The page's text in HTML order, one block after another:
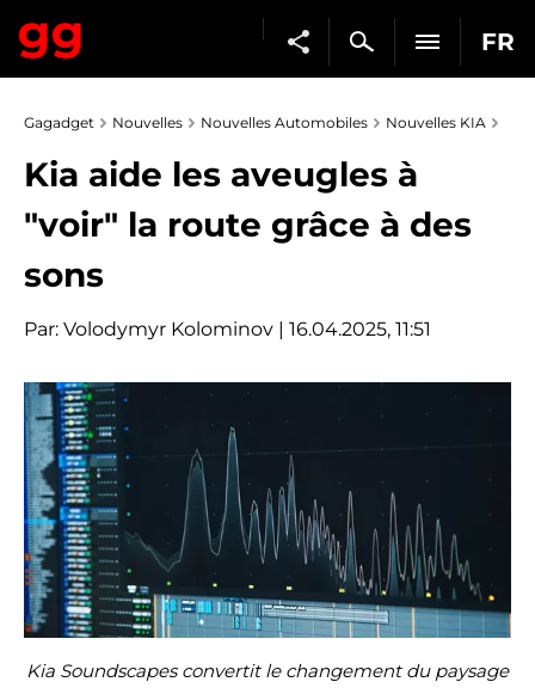
FR
Gagadget Nouvelles Nouvelles Automobiles Nouvelles KIA
Kia aide les aveugles à
"voir" la route grâce à des
sons
Par: Volodymyr Kolominov | 16.04.2025, 11:51
Kia Soundscapes convertit le changement du paysage